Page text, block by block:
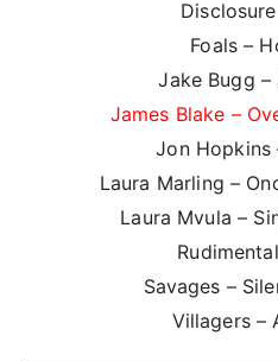
Foals –
Jake Bugg –
James Blake –
Jon Hopkins
Laura Marling –
Laura Mvula –
Savages –
Villagers –